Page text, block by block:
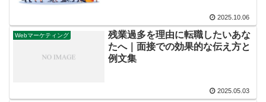
2025.10.06
Webマーケティング
残業過多を理由に転職したいあな
たへ｜面接での効果的な伝え方と
例文集
2025.05.03